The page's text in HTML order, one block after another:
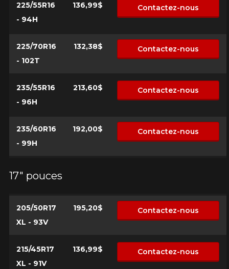
225/55R16
- 94H
136,99$ Contactez-nous
225/70R16
- 102T
132,38$ Contactez-nous
235/55R16
- 96H
213,60$ Contactez-nous
235/60R16
- 99H
192,00$ Contactez-nous
17" pouces
205/50R17
XL - 93V
195,20$ Contactez-nous
215/45R17
XL - 91V
136,99$ Contactez-nous